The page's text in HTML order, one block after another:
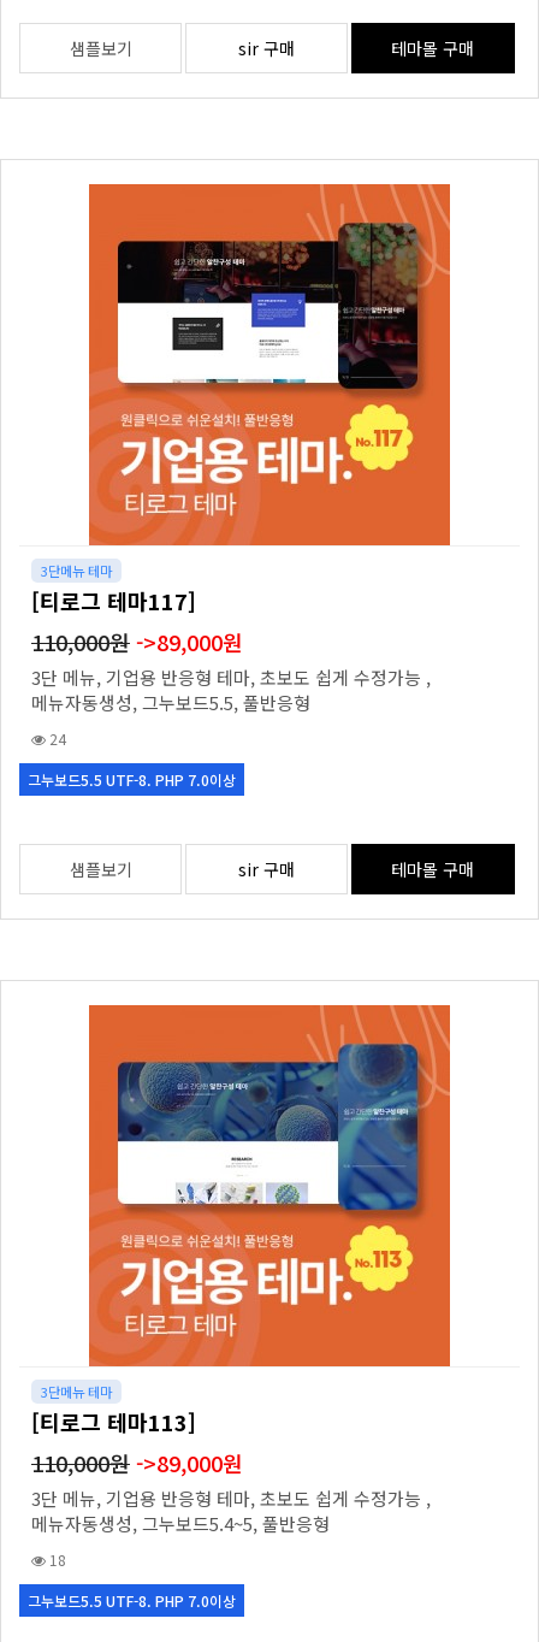
샘플보기 sir 구매 테마몰 구매
3단메뉴 테마
[티로그 테마117]
110,000원->89,000원
3단 메뉴, 기업용 반응형 테마, 초보도 쉽게 수정가능 ,
메뉴자동생성, 그누보드5.5, 풀반응형
24
그누보드5.5 UTF-8. PHP 7.0이상
샘플보기 sir 구매 테마몰 구매
3단메뉴 테마
[티로그 테마113]
110,000원->89,000원
3단 메뉴, 기업용 반응형 테마, 초보도 쉽게 수정가능 ,
메뉴자동생성, 그누보드5.4~5, 풀반응형
18
그누보드5.5 UTF-8. PHP 7.0이상